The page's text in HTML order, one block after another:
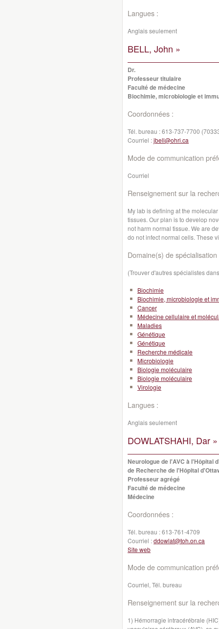
Langues :
Anglais seulement
BELL, John »
Dr.
Professeur titulaire
Faculté de médecine
Biochimie, microbiologie et
Coordonnées :
Tél. bureau :613-737-7700
Courriel :jbell@ohri.ca
Mode de communication
Courriel
Renseignement sur la
My lab is defining at the
tissues. Our plan is to develop
not harm normal tissue. We are
do not infect normal cells. These
Domaine(s) de spécialisation
(Trouver d'autres spécialistes
Biochimie
Biochimie, microbiologie et
Cancer
Médecine cellulaire et
Maladies
Génétique
Génétique
Recherche médicale
Microbiologie
Biologie moléculaire
Biologie moléculaire
Virologie
Langues :
Anglais seulement
DOWLATSHAHI, Dar »
Neurologue de l'AVC à l'Hôpital
de Recherche de l'Hôpital
Professeur agrégé
Faculté de médecine
Médecine
Coordonnées :
Tél. bureau :613-761-4709
Courriel :ddowlat@toh.on.ca
Site web
Mode de communication
Courriel, Tél. bureau
Renseignement sur la
1) Hémorragie intracérébrale